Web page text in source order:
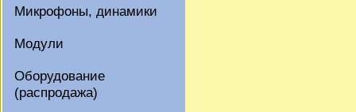
Микрофоны, динамики
Модули
Оборудование
(распродажа)